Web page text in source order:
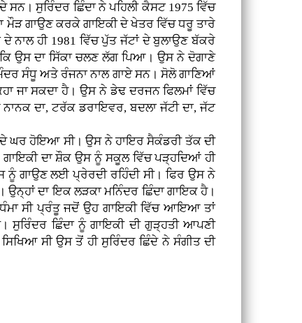
ਸਨ। ਸੁਰਿੰਦਰ ਛਿੰਦਾ ਨੇ ਪਹਿਲੀ ਕੈਸਟ 1975 ਵਿੱਚ
ਮੌੜ ਗਾਉਣ ਕਰਕੇ ਗਾਇਕੀ ਦੇ ਖੇਤਰ ਵਿੱਚ ਧਰੂ ਤਾਰੇ
ਨਾਲ ਹੀ 1981 ਵਿੱਚ ਪੁੱਤ ਜੱਟਾਂ ਦੇ ਬੁਲਾਉਣ ਬੱਕਰੇ
ਉਸ ਦਾ ਸਿੱਕਾ ਚਲਣ ਲੱਗ ਪਿਆ। ਉਸ ਨੇ ਦੋਗਾਣੇ
ਸੰਧੂ ਅਤੇ ਰੰਜਨਾ ਨਾਲ ਗਾਏ ਸਨ। ਸੋਲੋ ਗਾਣਿਆਂ
ਜਾ ਸਕਦਾ ਹੈ। ਉਸ ਨੇ ਡੇਢ ਦਰਜਨ ਫਿਲਮਾਂ ਵਿੱਚ
ਦਾ, ਟਰੱਕ ਡਰਾਇਵਰ, ਬਦਲਾ ਜੱਟੀ ਦਾ, ਜੱਟ
ਦੇ ਘਰ ਹੋਇਆ ਸੀ। ਉਸ ਨੇ ਹਾਇਰ ਸੈਕੰਡਰੀ ਤੱਕ ਦੀ
ਗਾਇਕੀ ਦਾ ਸ਼ੌਕ ਉਸ ਨੂੰ ਸਕੂਲ ਵਿੱਚ ਪੜ੍ਹਦਿਆਂ ਹੀ
ਨੂੰ ਗਾਉਣ ਲਈ ਪ੍ਰੇਰਦੀ ਰਹਿੰਦੀ ਸੀ। ਫਿਰ ਉਸ ਨੇ
ਦਾ ਇਕ ਲੜਕਾ ਮਨਿੰਦਰ ਛਿੰਦਾ ਗਾਇਕ ਹੈ।
ਧੰਮਾ ਸੀ ਪ੍ਰੰਤੂ ਜਦੋਂ ਉਹ ਗਾਇਕੀ ਵਿੱਚ ਆਇਆ ਤਾਂ
ਸੁਰਿੰਦਰ ਛਿੰਦਾ ਨੂੰ ਗਾਇਕੀ ਦੀ ਗੁੜ੍ਹਤੀ ਆਪਣੀ
ਸੀ ਉਸ ਤੋਂ ਹੀ ਸੁਰਿੰਦਰ ਛਿੰਦੇ ਨੇ ਸੰਗੀਤ ਦੀ